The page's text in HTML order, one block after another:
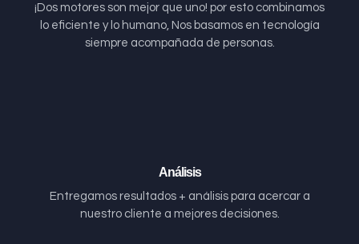
¡Dos motores son mejor que uno! por esto combinamos
lo eficiente y lo humano, Nos basamos en tecnología
siempre acompañada de personas.
Análisis
Entregamos resultados + análisis para acercar a
nuestro cliente a mejores decisiones.